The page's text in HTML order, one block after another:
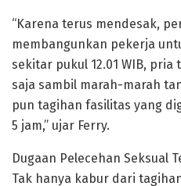
“Karena terus mendesak,
membangunkan pekerja
sekitar pukul 12.01 WIB,
saja sambil marah-marah
pun tagihan fasilitas yang
5 jam,” ujar Ferry.
Dugaan Pelecehan Seksual
Tak hanya kabur dari